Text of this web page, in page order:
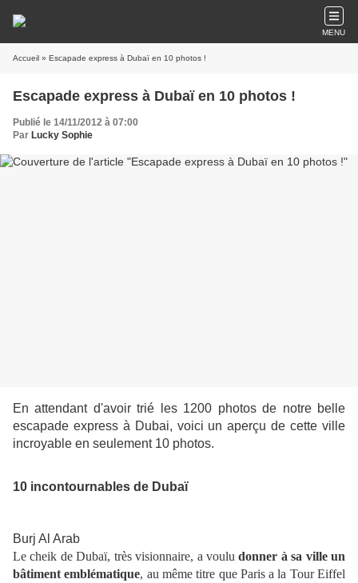
MENU
Accueil » Escapade express à Dubaï en 10 photos !
Escapade express à Dubaï en 10 photos !
Publié le 14/11/2012 à 07:00
Par Lucky Sophie
En attendant d'avoir trié les 1200 photos de notre belle
escapade express à Dubai, voici un aperçu de cette ville
incroyable en seulement 10 photos.
10 incontournables de Dubaï
Burj Al Arab
Le cheik de Dubaï, très visionnaire, a vouludonner àsa ville un
bâtiment emblématique, au même titre que Paris a la Tour Eiffel